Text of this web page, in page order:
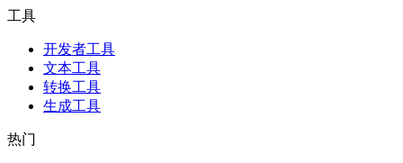
工具
开发者工具
文本工具
转换工具
生成工具
热门